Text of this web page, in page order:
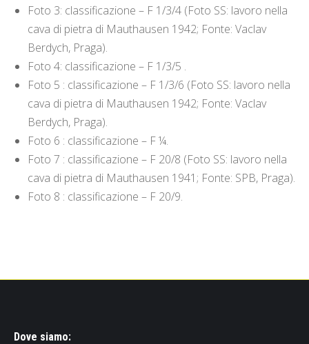
Foto 3: classificazione – F 1/3/4 (Foto SS: lavoro nella
cava di pietra di Mauthausen 1942; Fonte: Vaclav
Berdych, Praga).
Foto 4: classificazione – F 1/3/5 .
Foto 5 : classificazione – F 1/3/6 (Foto SS: lavoro nella
cava di pietra di Mauthausen 1942; Fonte: Vaclav
Berdych, Praga).
Foto 6 : classificazione – F ¼.
Foto 7 : classificazione – F 20/8 (Foto SS: lavoro nella
cava di pietra di Mauthausen 1941; Fonte: SPB, Praga).
Foto 8 : classificazione – F 20/9.
Dove siamo: